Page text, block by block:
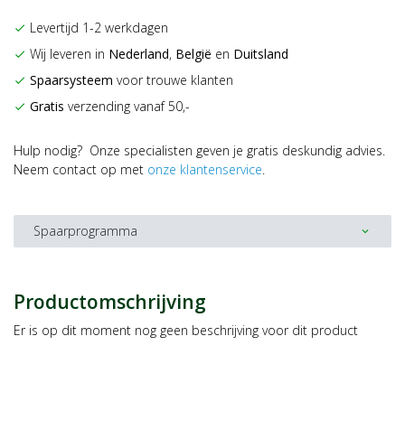
check Levertijd 1-2 werkdagen
check Wij leveren in Nederland, België en Duitsland
check Spaarsysteem voor trouwe klanten
check Gratis verzending vanaf 50,-
Hulp nodig? Onze specialisten geven je gratis deskundig advies.
Neem contact op met onze klantenservice.
Spaarprogramma expand_more
Productomschrijving
Er is op dit moment nog geen beschrijving voor dit product